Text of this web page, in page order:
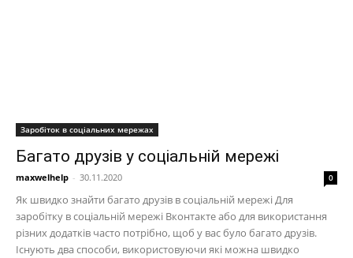
Заробіток в соціальних мережах
Багато друзів у соціальній мережі
maxwelhelp - 30.11.2020 0
Як швидко знайти багато друзів в соціальній мережі Для
заробітку в соціальній мережі Вконтакте або для використання
різних додатків часто потрібно, щоб у вас було багато друзів.
Існують два способи, використовуючи які можна швидко